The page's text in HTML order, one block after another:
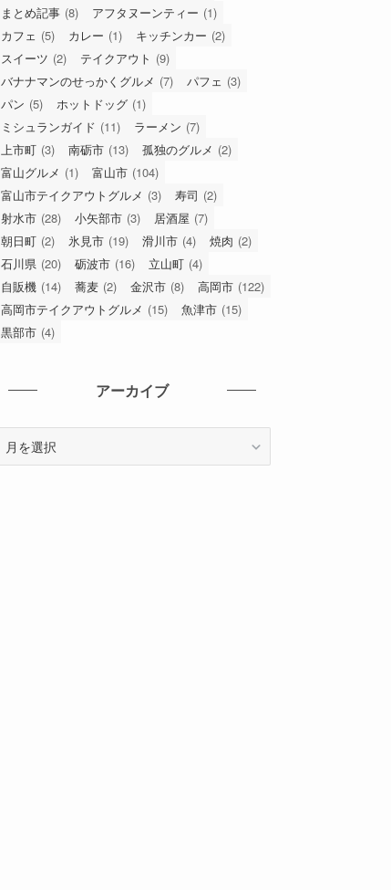
まとめ記事 (8) アフタヌーンティー (1)
カフェ (5) カレー (1) キッチンカー (2)
スイーツ (2) テイクアウト (9)
バナナマンのせっかくグルメ (7) パフェ (3)
パン (5) ホットドッグ (1)
ミシュランガイド (11) ラーメン (7)
上市町 (3) 南砺市 (13) 孤独のグルメ (2)
富山グルメ (1) 富山市 (104)
富山市テイクアウトグルメ (3) 寿司 (2)
射水市 (28) 小矢部市 (3) 居酒屋 (7)
朝日町 (2) 氷見市 (19) 滑川市 (4) 焼肉 (2)
石川県 (20) 砺波市 (16) 立山町 (4)
自販機 (14) 蕎麦 (2) 金沢市 (8) 高岡市 (122)
高岡市テイクアウトグルメ (15) 魚津市 (15)
黒部市 (4)
アーカイブ